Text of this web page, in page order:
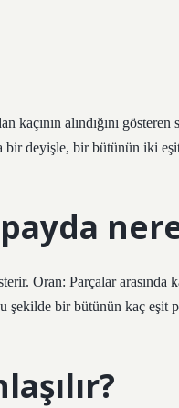
alındığını
deyişle, bir bütünün iki eşit
Oran: Parçalar arasında
şekilde bir bütünün kaç